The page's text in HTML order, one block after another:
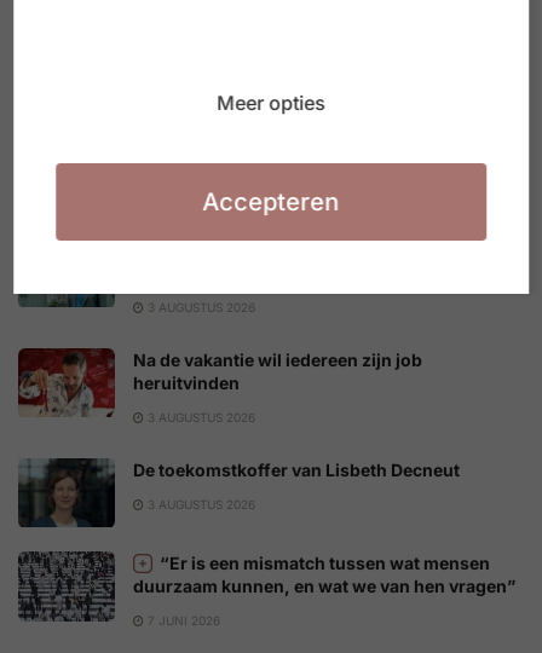
3 AUGUSTUS 2026
Na de vakantie wil iedereen zijn job
heruitvinden
3 AUGUSTUS 2026
De toekomstkoffer van Lisbeth Decneut
3 AUGUSTUS 2026
“Er is een mismatch tussen wat mensen
duurzaam kunnen, en wat we van hen vragen”
7 JUNI 2026
Meer opties
Accepteren